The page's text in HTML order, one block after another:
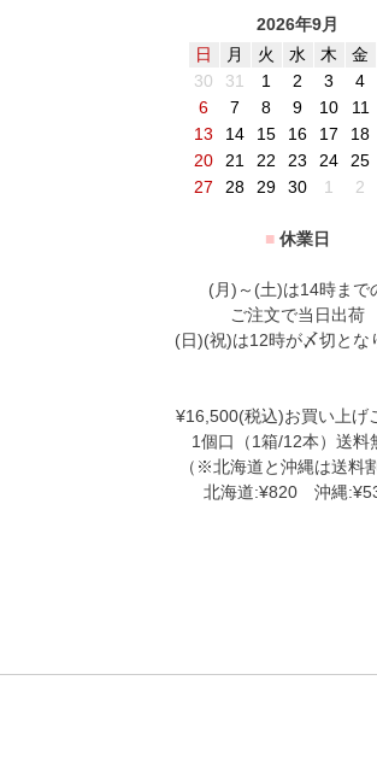
2026年9月
日
月 火 水 木 金
30
31 1 2 3 4
6
7 8 9 10 11
13
14 15 16 17 18
20
21 22 23 24 25
27
28 29 30 1 2
■ 休業日
(月)～(土)は14時まで
ご注文で当日出荷
(日)(祝)は12時が〆切とな
¥16,500(税込)お買い上げ
1個口（1箱/12本）送料
（※北海道と沖縄は送料
北海道:¥820 沖縄